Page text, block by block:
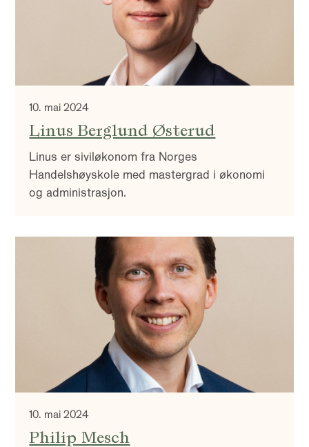
10. mai 2024
Linus Berglund Østerud
Linus er siviløkonom fra Norges
Handelshøyskole med mastergrad i økonomi
og administrasjon.
10. mai 2024
Philip Mesch